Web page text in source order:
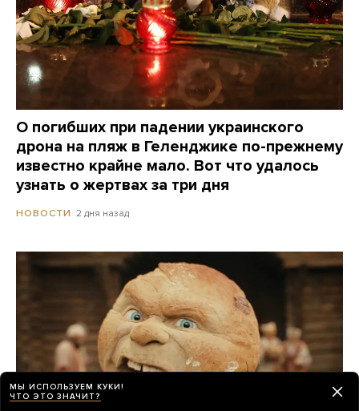
О погибших при падении украинского
дрона на пляж в Геленджике по-прежнему
известно крайне мало. Вот что удалось
узнать о жертвах за три дня
НОВОСТИ 2 дня назад
МЫ ИСПОЛЬЗУЕМ КУКИ!
ЧТО ЭТО ЗНАЧИТ?